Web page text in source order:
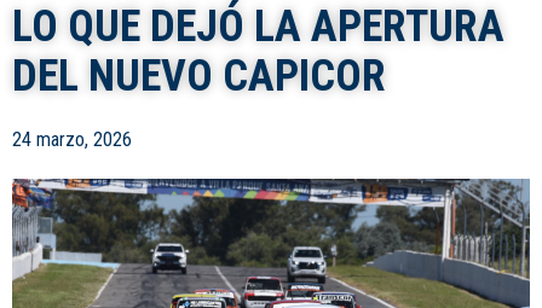
LO QUE DEJÓ LA APERTURA
DEL NUEVO CAPICOR
24 marzo, 2026